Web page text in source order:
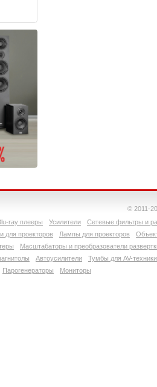
© 2011-
ray плееры Усилители
Сетевые фильтры и
для проекторов Лампы для проекторов
Масштабаторы и преобразователи
Автоусилители
Тумбы для AV-техники
Парогенераторы Мониторы